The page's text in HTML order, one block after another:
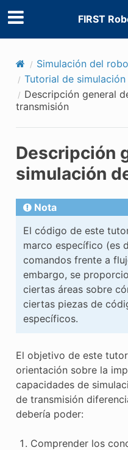
FIRST
Simulación del
Tutorial de
Descripción general
transmisión
Descripción
simulación
Nota
El código de este
marco específico (es
comandos frente a
embargo, se
ciertas áreas sobre
ciertas piezas de
específicos.
El objetivo de este
orientación sobre la
capacidades de
de transmisión
debería poder:
Comprender los